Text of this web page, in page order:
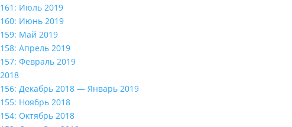
161: Июль 2019
160: Июнь 2019
159: Май 2019
158: Апрель 2019
157: Февраль 2019
2018
156: Декабрь 2018 — Январь 2019
155: Ноябрь 2018
154: Октябрь 2018